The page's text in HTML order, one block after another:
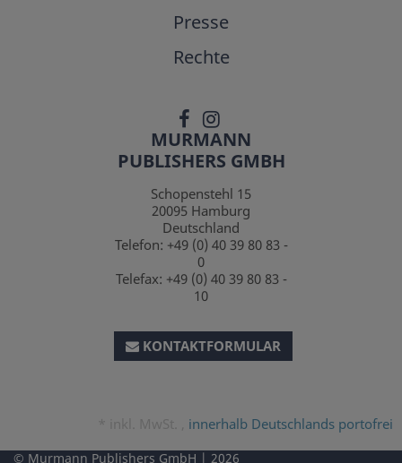
Presse
Rechte
MURMANN
PUBLISHERS GMBH
Schopenstehl 15
20095 Hamburg
Deutschland
Telefon: +49 (0) 40 39 80 83 -
0
Telefax: +49 (0) 40 39 80 83 -
10
KONTAKTFORMULAR
innerhalb Deutschlands portofrei
Murmann Publishers GmbH 2026